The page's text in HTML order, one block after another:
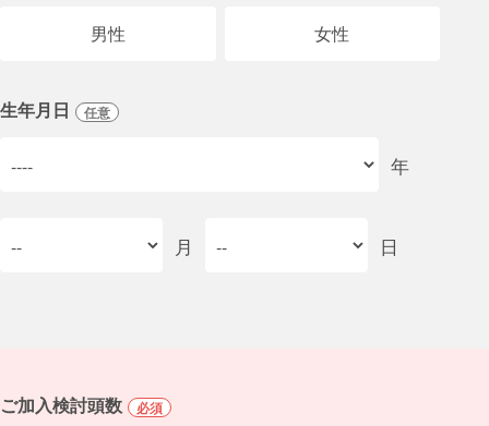
男性 女性
生年月日 任意
年
月 日
ご加入検討頭数 必須